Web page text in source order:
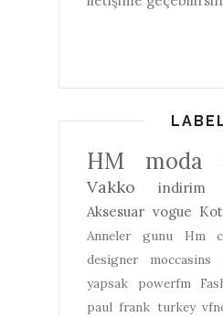
HM moda
Vakko
indirim
Aksesuar vogue
Anneler gunu Hm
designer
moccasins
yapsak
powerfm
paul frank turkey